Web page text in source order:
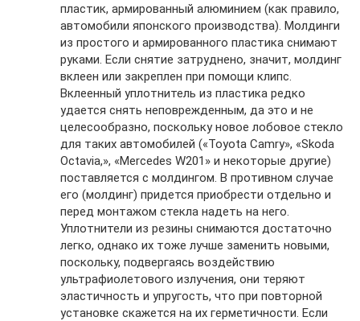
пластик, армированный алюминием (как правило,
автомобили японского производства). Молдинги
из простого и армированного пластика снимают
руками. Если снятие затруднено, значит, молдинг
вклеен или закреплен при помощи клипс.
Вклеенный уплотнитель из пластика редко
удается снять неповрежденным, да это и не
целесообразно, поскольку новое лобовое стекло
для таких автомобилей («Toyota Camry», «Skoda
Octavia,», «Mercedes W201» и некоторые другие)
поставляется с молдингом. В противном случае
его (молдинг) придется приобрести отдельно и
перед монтажом стекла надеть на него.
Уплотнители из резины снимаются достаточно
легко, однако их тоже лучше заменить новыми,
поскольку, подвергаясь воздействию
ультрафиолетового излучения, они теряют
эластичность и упругость, что при повторной
установке скажется на их герметичности. Если